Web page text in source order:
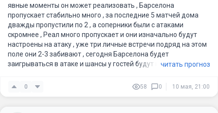
Интересный факт:
Тибо Куртуа пропустил больше всего голов за карьеру
именно от каталонцев - 57.
2.60 - средний тотал за сезон у каталонцев.
1.50 гола в среднем за игру в сезоне пропускает Мадрид.
явные моменты он может реализовать , Барселона
пропускает стабильно много , за последние 5 матчей дома
дважды пропустили по 2 , а соперники были с атаками
скромнее , Реал много пропускает и они изначально будут
настроены на атаку , уже три личные встречи подряд на этом
поле они 2-3 забивают , сегодня Барселона будет
заигрываться в атаке и шансы у гостей будут на 3 мяча ,
читать прогноз
0 58 0 10 мая, 21:00